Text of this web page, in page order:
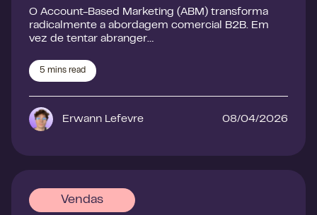
O Account-Based Marketing (ABM) transforma
radicalmente a abordagem comercial B2B. Em
vez de tentar abranger…
5 mins read
Erwann Lefevre 08/04/2026
Vendas